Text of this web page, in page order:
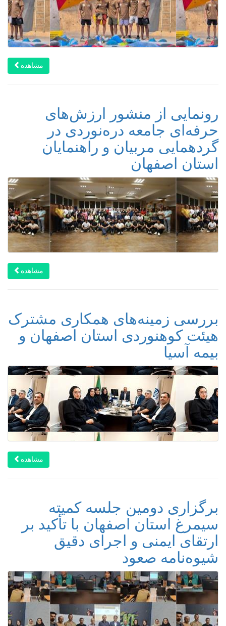
مشاهده
رونمایی از منشور ارزش‌های
حرفه‌ای جامعه دره‌نوردی در
گردهمایی مربیان و راهنمایان
استان اصفهان
مشاهده
بررسی زمینه‌های همکاری مشترک
هیئت کوهنوردی استان اصفهان و
بیمه آسیا
مشاهده
برگزاری دومین جلسه کمیته
سیمرغ استان اصفهان با تأکید بر
ارتقای ایمنی و اجرای دقیق
شیوه‌نامه صعود